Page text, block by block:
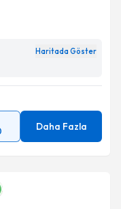
Haritada Göster
Daha Fazla